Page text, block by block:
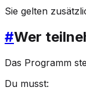
Sie gelten
#Wer
Das Programm
Du musst: